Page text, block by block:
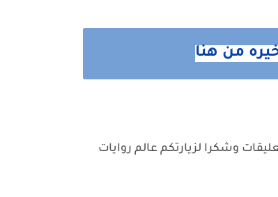
من هنا
وشكرا لزيارتكم عالم روايات